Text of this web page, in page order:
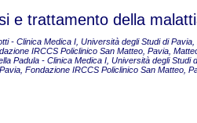
e trattamento della
- Clinica Medica I, Università degli Studi di
IRCCS Policlinico San Matteo, Pavia,
Padula - Clinica Medica I, Università degli
Fondazione IRCCS Policlinico San Matteo,